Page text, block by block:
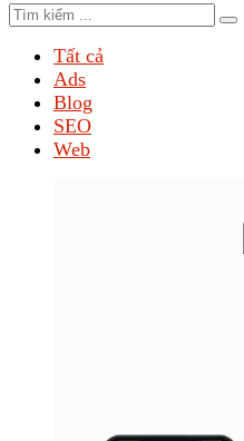
Tất cả
Ads
Blog
SEO
Web